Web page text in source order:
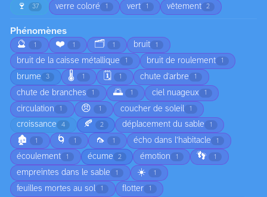
🍷 37 verre coloré 1 vert 1 vêtement 2
Phénomènes
🔮
1 ❤️ 1 🗂️ 1 bruit 1
bruit de la caisse métallique 1 bruit de roulement 1
brume 3 🌡️ 1 🗓️ 1 chute d'arbre 1
chute de branches 1 🌅 1 ciel nuageux 1
circulation 1 😠 1 coucher de soleil 1
croissance 4 🍂 2 déplacement du sable 1
🏚️ 1 🌀 1 🦟 1 écho dans l’habitacle 1
écoulement 1 écume 2 émotion 1 👣 1
empreintes dans le sable 1 ☀️ 1
feuilles mortes au sol 1 flotter 1